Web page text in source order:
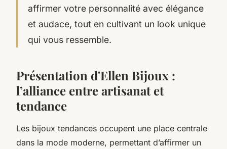
affirmer votre personnalité avec élégance
et audace, tout en cultivant un look unique
qui vous ressemble.
Présentation d'Ellen Bijoux :
l’alliance entre artisanat et
tendance
Les bijoux tendances occupent une place centrale
dans la mode moderne, permettant d’affirmer un